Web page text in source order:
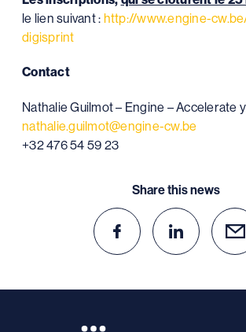
le lien suivant : http://www.engine-
digisprint
Contact
Nathalie Guilmot – Engine – Accelerate
nathalie.guilmot@engine-cw.be
+32 476 54 59 23
Share this news